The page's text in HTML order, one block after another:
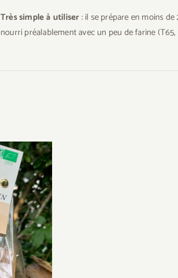
Très simple à utiliser: il se prépare en moins
nourri préalablement avec un peu de farine (T65,